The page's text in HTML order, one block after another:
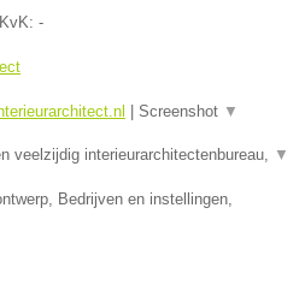
-
Screenshot ▼
veelzijdig interieurarchitectenbureau, ▼
Bedrijven en instellingen,